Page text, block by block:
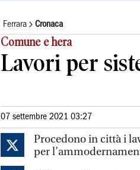
Ferrara Cronaca
Comune e hera
Lavori per
07 settembre 2021 03:27
Procedono in città i
per